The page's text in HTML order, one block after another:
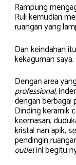
Rampung
Ruli kemudian
ruangan yang
Dan keindahan
kekaguman saya.
Dengan area
professional,
dengan berbagai
Dinding keramik
keemasan,
kristal nan apik,
pendingin
outletini begitu